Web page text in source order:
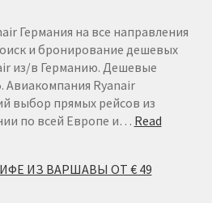
Германия на все направления
и бронирование дешевых
из/в Германию. Дешевые
Авиакомпания Ryanair
выбор прямых рейсов из
по всей Европе и… Read
ИЗ ВАРШАВЫ ОТ € 49